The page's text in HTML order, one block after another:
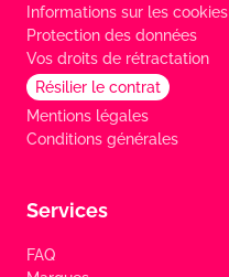
Informations sur les cookies
Protection des données
Vos droits de rétractation
Résilier le contrat
Mentions légales
Conditions générales
Services
FAQ